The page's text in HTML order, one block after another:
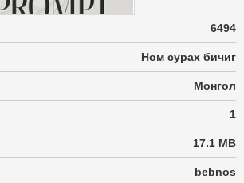
6494
Ном сурах бичиг
Монгол
1
17.1 MB
bebnos